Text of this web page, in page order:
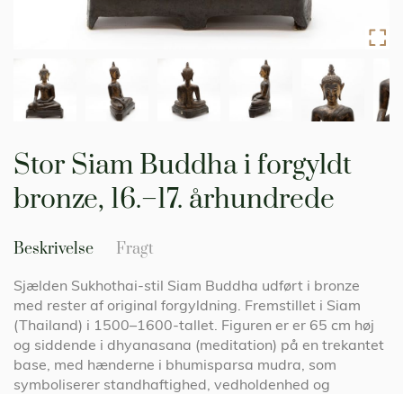
Stor Siam Buddha i forgyldt
bronze, 16.–17. århundrede
Beskrivelse
Sjælden Sukhothai-stil Siam Buddha udført i bronze
med rester af original forgyldning. Fremstillet i Siam
(Thailand) i 1500–1600-tallet. Figuren er er 65 cm høj
og siddende i dhyanasana (meditation) på en trekantet
base, med hænderne i bhumisparsa mudra, som
symboliserer standhaftighed, vedholdenhed og
Fragt
starten
af
billedgalleriet